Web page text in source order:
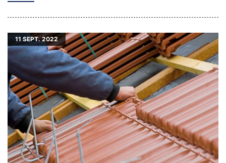
11 SEPT. 2022